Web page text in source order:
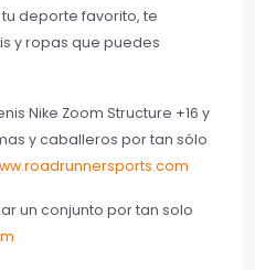
deporte favorito, te
y ropas que puedes
Nike Zoom Structure +16 y
y caballeros por tan sólo
un conjunto por tan solo